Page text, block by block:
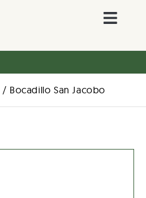
/ Bocadillo San Jacobo